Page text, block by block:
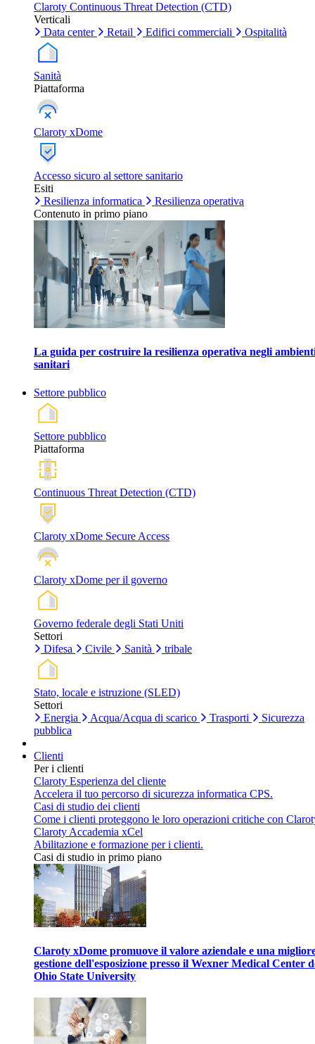
Claroty Continuous Threat Detection (CTD)
Verticali
Data center
Retail Edifici commerciali Ospitalità
Sanità
Piattaforma
Claroty xDome
Accesso sicuro al settore sanitario
Esiti
Resilienza informatica
Resilienza operativa
Contenuto in primo piano
La guida per costruire la resilienza operativa negli
sanitari
Settore pubblico
Settore pubblico
Piattaforma
Continuous Threat Detection (CTD)
Claroty xDome Secure Access
Claroty xDome per il governo
Governo federale degli Stati Uniti
Settori
Difesa
Civile Sanità tribale
Stato, locale e istruzione (SLED)
Settori
Energia
Acqua/Acqua di scarico Trasporti
Sicurezza
pubblica
Clienti
Per i clienti
Claroty Esperienza del cliente
Accelera il tuo percorso di sicurezza informatica CPS.
Casi di studio dei clienti
Come i clienti proteggono le loro operazioni critiche con
Claroty Accademia xCel
Abilitazione e formazione per i clienti.
Casi di studio in primo piano
Claroty xDome promuove il valore aziendale e una
gestione dell'esposizione presso il Wexner Medical Center
Ohio State University